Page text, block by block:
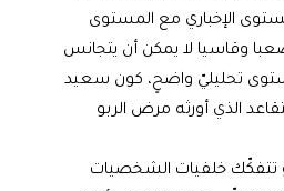
الإخباري مع المستوى
وقاسيا لا يمكن أن يتجانس
تحليليّ واضحٍ، كون سعيد
الذي أورثه مرض الربو
تتفكّك خلفيات الشخصيات